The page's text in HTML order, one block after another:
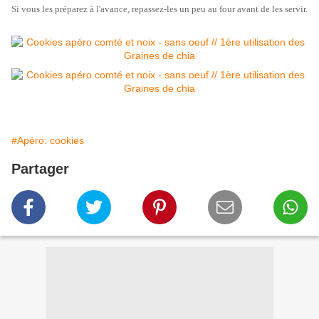
Si vous les préparez à l'avance, repassez-les un peu au four avant de les servir.
#Apéro: cookies
Partager